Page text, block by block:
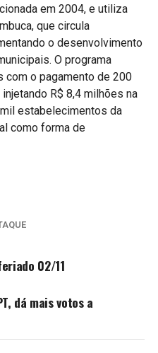
em 2004, e utiliza
que circula
o desenvolvimento
O programa
com o pagamento de 200
R$ 8,4 milhões na
estabelecimentos da
como forma de
02/11
dá mais votos a